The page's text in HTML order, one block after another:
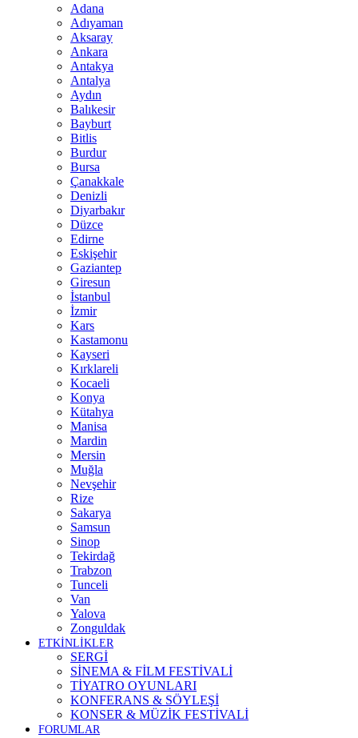
Adana
Adıyaman
Aksaray
Ankara
Antakya
Antalya
Aydın
Balıkesir
Bayburt
Bitlis
Burdur
Bursa
Çanakkale
Denizli
Diyarbakır
Düzce
Edirne
Eskişehir
Gaziantep
Giresun
İstanbul
İzmir
Kars
Kastamonu
Kayseri
Kırklareli
Kocaeli
Konya
Kütahya
Manisa
Mardin
Mersin
Muğla
Nevşehir
Rize
Sakarya
Samsun
Sinop
Tekirdağ
Trabzon
Tunceli
Van
Yalova
Zonguldak
ETKİNLİKLER
SERGİ
SİNEMA & FİLM FESTİVALİ
TİYATRO OYUNLARI
KONFERANS & SÖYLEŞİ
KONSER & MÜZİK FESTİVALİ
FORUMLAR